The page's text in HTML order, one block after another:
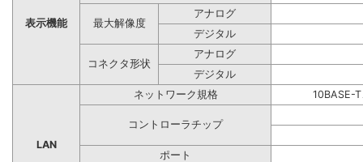
表示機能 最大解像度
アナログ
デジタル
コネクタ形状
アナログ
デジタル
LAN
ネットワーク規格 10BASE-
コントローラチップ
ポート